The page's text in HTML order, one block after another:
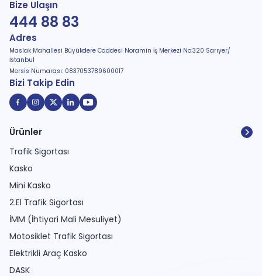
Bize Ulaşın
444 88 83
Adres
Maslak Mahallesi Büyükdere Caddesi Noramin İş Merkezi No:320 Sarıyer/
İstanbul
Mersis Numarası: 0837053789600017
Bizi Takip Edin
Ürünler
Trafik Sigortası
Kasko
Mini Kasko
2.El Trafik Sigortası
İMM (İhtiyari Mali Mesuliyet)
Motosiklet Trafik Sigortası
Elektrikli Araç Kasko
DASK